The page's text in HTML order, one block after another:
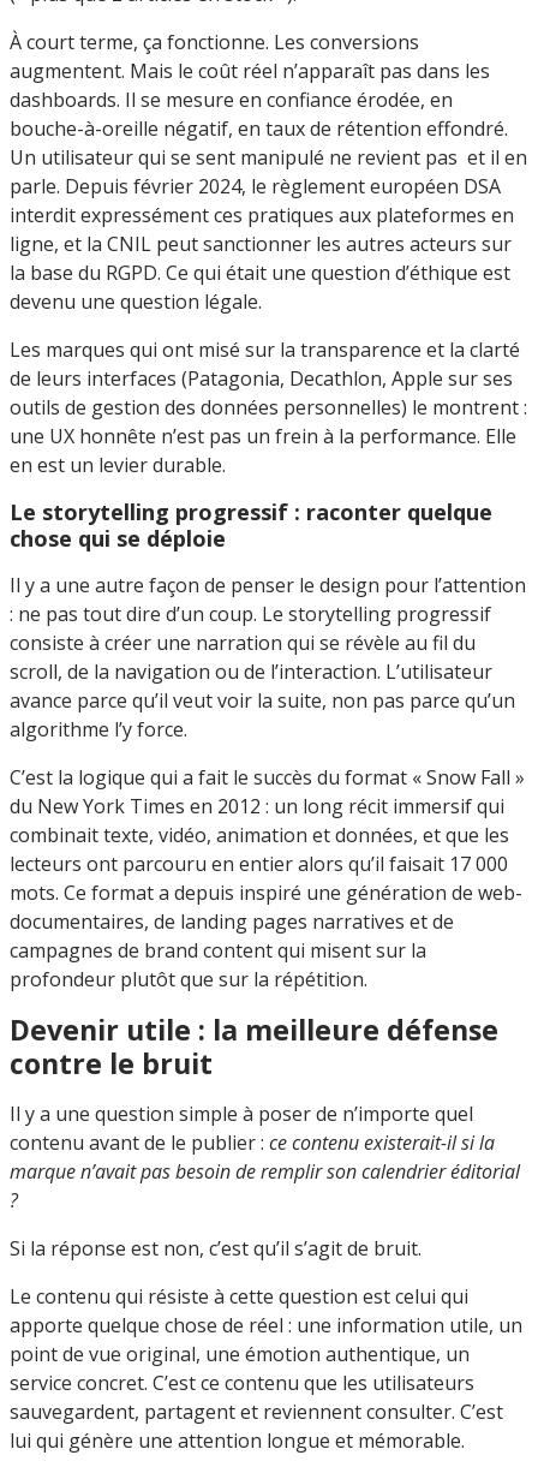
À court terme, ça fonctionne. Les conversions
augmentent. Mais le coût réel n’apparaît pas dans les
dashboards. Il se mesure en confiance érodée, en
bouche-à-oreille négatif, en taux de rétention effondré.
Un utilisateur qui se sent manipulé ne revient pas et il en
parle. Depuis février 2024, le règlement européen DSA
interdit expressément ces pratiques aux plateformes en
ligne, et la CNIL peut sanctionner les autres acteurs sur
la base du RGPD. Ce qui était une question d’éthique est
devenu une question légale.
Les marques qui ont misé sur la transparence et la clarté
de leurs interfaces (Patagonia, Decathlon, Apple sur ses
outils de gestion des données personnelles) le montrent :
une UX honnête n’est pas un frein à la performance. Elle
en est un levier durable.
Le storytelling progressif : raconter quelque
chose qui se déploie
Il y a une autre façon de penser le design pour l’attention
: ne pas tout dire d’un coup. Le storytelling progressif
consiste à créer une narration qui se révèle au fil du
scroll, de la navigation ou de l’interaction. L’utilisateur
avance parce qu’il veut voir la suite, non pas parce qu’un
algorithme l’y force.
C’est la logique qui a fait le succès du format « Snow Fall »
du New York Times en 2012 : un long récit immersif qui
combinait texte, vidéo, animation et données, et que les
lecteurs ont parcouru en entier alors qu’il faisait 17 000
mots. Ce format a depuis inspiré une génération de web-
documentaires, de landing pages narratives et de
campagnes de brand content qui misent sur la
profondeur plutôt que sur la répétition.
Devenir utile : la meilleure défense
contre le bruit
Il y a une question simple à poser de n’importe quel
contenu avant de le publier : ce contenu existerait-il si la
marque n’avait pas besoin de remplir son calendrier éditorial
?
Si la réponse est non, c’est qu’il s’agit de bruit.
Le contenu qui résiste à cette question est celui qui
apporte quelque chose de réel : une information utile, un
point de vue original, une émotion authentique, un
service concret. C’est ce contenu que les utilisateurs
sauvegardent, partagent et reviennent consulter. C’est
lui qui génère une attention longue et mémorable.